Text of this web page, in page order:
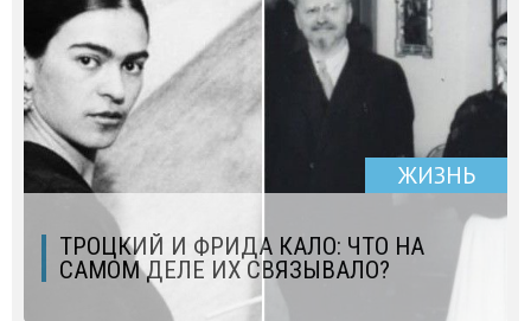
ЖИЗНЬ
ТРОЦКИЙ И ФРИДА КАЛО: ЧТО НА
САМОМ ДЕЛЕ ИХ СВЯЗЫВАЛО?